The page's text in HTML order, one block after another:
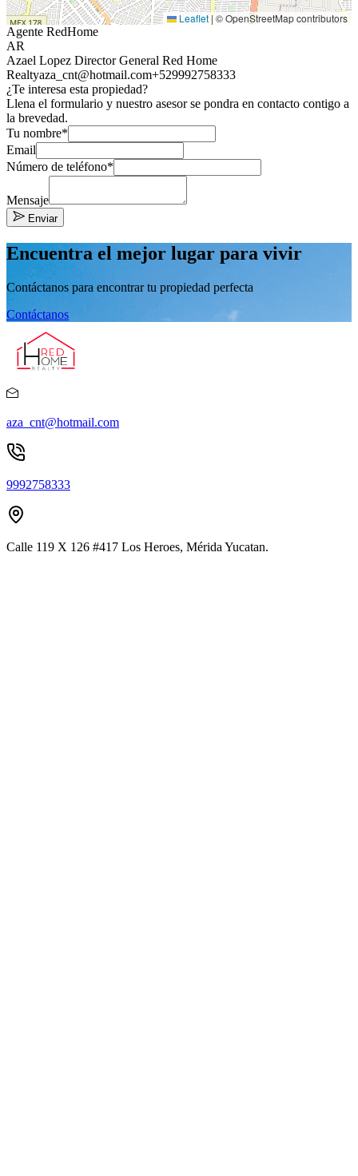
Leaflet |© OpenStreetMap contributors
Agente RedHome
AR
Azael Lopez Director General Red Home
Realtyaza_cnt@hotmail.com+529992758333
¿Te interesa esta propiedad?
Llena el formulario y nuestro asesor se pondra en contacto contigo a
la brevedad.
Tu nombre*
Email
Número de teléfono*
Mensaje
Enviar
Encuentra el mejor lugar para vivir
Contáctanos para encontrar tu propiedad perfecta
Contáctanos
aza_cnt@hotmail.com
9992758333
Calle 119 X 126 #417 Los Heroes, Mérida Yucatan.